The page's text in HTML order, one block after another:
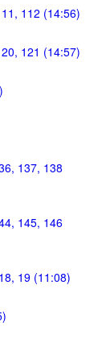
112 (14:56)
121 (14:57)
137, 138
145, 146
19 (11:08)